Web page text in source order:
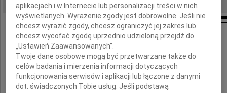
Z głębokim żalem żegnam
Jerzego Ways
aplikacjach i w Internecie lub personalizacji treści w nich
wyświetlanych. Wyrażenie zgody jest dobrowolne. Jeśli nie
chcesz wyrazić zgody, chcesz ograniczyć jej zakres lub
chcesz wycofać zgodę uprzednio udzieloną przejdź do
„Ustawień Zaawansowanych”.
Twoje dane osobowe mogą być przetwarzane także do
celów badania i mierzenia informacji dotyczących
funkcjonowania serwisów i aplikacji lub łączone z danymi
dot. świadczonych Tobie usług. Jeśli podstawą